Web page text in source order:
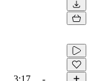
3:17 -